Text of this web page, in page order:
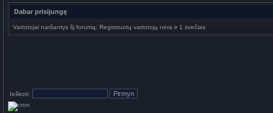
Dabar prisijungę
Vartotojai naršantys šį forumą: Registruotų vartotojų nėra ir 1 svečias
Ieškoti: